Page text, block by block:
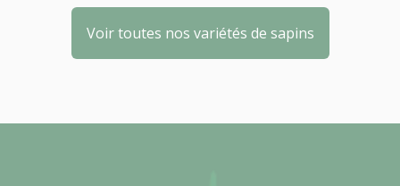
Voir toutes nos variétés de sapins